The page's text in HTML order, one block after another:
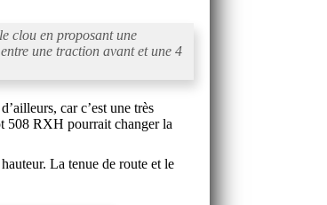
clou en proposant une
une traction avant et une 4
car c’est une très
508 RXH pourrait changer la
La tenue de route et le